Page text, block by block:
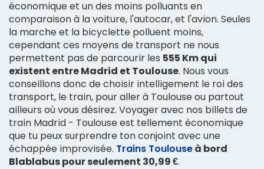
économique et un des moins polluants en
comparaison à la voiture, l'autocar, et l'avion. Seules
la marche et la bicyclette polluent moins,
cependant ces moyens de transport ne nous
permettent pas de parcourir les 555 Km qui
existent entre Madrid et Toulouse. Nous vous
conseillons donc de choisir intelligement le roi des
transport, le train, pour aller à Toulouse ou partout
ailleurs où vous désirez. Voyager avec nos billets de
train Madrid - Toulouse est tellement économique
que tu peux surprendre ton conjoint avec une
échappée improvisée. Trains Toulouseà bord
Blablabus pour seulement 30,99 €.